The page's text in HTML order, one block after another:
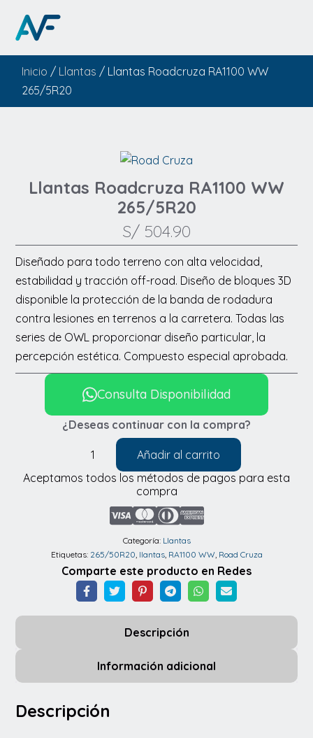
Inicio / Llantas / Llantas Roadcruza RA1100 WW
265/5R20
Llantas Roadcruza RA1100 WW
265/5R20
S/ 504.90
Diseñado para todo terreno con alta velocidad,
estabilidad y tracción off-road. Diseño de bloques 3D
disponible la protección de la banda de rodadura
contra lesiones en terrenos a la carretera. Todas las
series de OWL proporcionar diseño particular, la
percepción estética. Compuesto especial aprobada.
¿Deseas continuar con la compra?
Llantas
Roadcruza
cantidad
Añadir al carrito
Categoría: Llantas
Etiquetas: 265/50R20, llantas, RA1100 WW, Road Cruza
Consulta Disponibilidad
Aceptamos todos los métodos de pagos para esta
compra
Comparte este producto en Redes
Descripción
Información adicional
Descripción